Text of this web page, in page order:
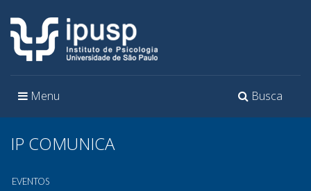
Toggle
Busca
Toggle
Menu
IP COMUNICA
EVENTOS